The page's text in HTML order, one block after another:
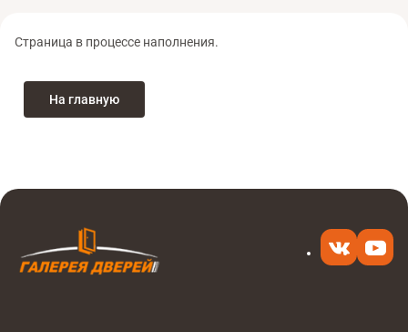
Страница в процессе наполнения.
На главную